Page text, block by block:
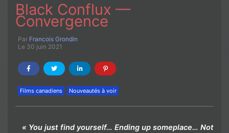
Black Conflux —
Convergence
Par Francois Grondin
Le 30 juin 2021
Films canadiens Nouveautés à voir
« You just find yourself… Ending up someplace… Not